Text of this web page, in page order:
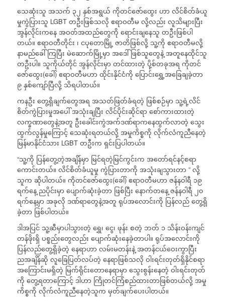
သေဆုံးသူ အသက် ၃၂ နှစ်အရွယ် ကိုတင်ဇော်ထွေး ဟာ လိင်စိတ်ခံယူ
မှုကွဲပြားသူ LGBT တဦးဖြစ်သလို ဧရာဝတီမ လို့လည်း လူသိများပြီး
အွန်လိုင်းကနေ အဝတ်အထည်တွေကို ရောင်းချနေသူ တဦးဖြစ်ပါ
တယ်။ ဧရာဝတီတိုင်း ၊ ငပုတောမြို့ ဇာတိဖြစ်လို့ သူ့ကို ဧရာဝတီမလို့
နာမည်ခေါ်ကြပြီး မဲဆောက်မြို့မှာ အဒေါ်ဖြစ်သူတွေနဲ့ အတူနေထိုင်သူ
တဦးပါ။ သူကိုယ်တိုင် အွန်လိုင်းမှာ တင်ထားတဲ့ ပို့စ်တခုအရ ကိုတင်
ဇော်ထွေး(ခေါ်) ဧရာဝတီမဟာ ထိုင်းနိုင်ငံကို ပြောင်းရွှေ့အခြေချခဲ့တာ
၉ နှစ်ကျော်ပြီလို့ သိရပါတယ်။
ကနဦး တွေ့ရှိချက်တွေအရ အသတ်ဖြတ်ခံရတဲ့ ဖြစ်စဉ်မှာ သူ့ရဲ့လိင်
စိတ်ကွဲပြားမှုအပေါ် အသုံးချပြီး လိင်ပိုင်းဆိုင်ရာ စော်ကားထားတဲ့
လက္ခဏာတွေနဲ့အတူ ဦးခေါင်းကွဲအက်ဒဏ်ရာကနေထွက်လာတဲ့ သွေး
ထွက်လွန်မှုကြောင့် သေဆုံးရတယ်လို့ အမှုကိစ္စကို လိုက်လံကူညီနေတဲ့
မြန်မာနိုင်ငံသား LGBT တဦးက ရှင်းပြပါတယ်။
“သူ့ကို ပြန်တွေ့တဲ့အချိန်မှာ မြင်ရတဲ့မြင်ကွင်းက အတော်ရင်နင့်စရာ
ကောင်းတယ်။ လိင်စိတ်ခံယူမှု ကွဲပြားတာကို အသုံးချသွားတာ ” လို့
သူက ဆိုပါတယ်။ ကိုတင်ဇော်ထွေး(ခေါ်) ဧရာဝတီမဟာ ဇန်နဝါရီ ၁၉
ရက်နေ့ ညပိုင်းမှာ ပျောက်ဆုံးခဲ့တာ ဖြစ်ပြီး နောက်တနေ့ ဇန်နဝါရီ ၂၀
ရက်နေ့မှာ အခုလို ဒဏ်ရာတွေနဲ့အတူ ရုပ်အလောင်းကို ပြန်လည် တွေ့ရှိ
ခဲ့တာ ဖြစ်ပါတယ်။
ဒါအပြင် သူ့ဆီမှာပါသွားတဲ့ ရွှေ၊ ငွေ၊ ဖုန်း စတဲ့ ဘတ် ၁ သိန်းဝန်းကျင်
တန်ဖိုးရှိ ပစ္စည်းတွေလည်း ပျောက်ဆုံးနေခဲ့တာပါ။ ရုပ်အလောင်းကို
ပြန်လည်တွေ့ရှိခဲ့တဲ့ နေရာဟာ လမ်းမတန်းနဲ့ အတန်ငယ်ဝေးကွာပြီး
ညအချိန်ဆို လူခြေပြတ်လပ်တဲ့ နေရာဖြစ်သလို ဝါးရင်းတုတ်ရှိနိုင်စရာ
အကြောင်းမရှိတဲ့ မြက်ရိုင်းတောနေရာမှာ သွေးစွန်းနေတဲ့ ဝါးရင်းတုတ်
ကို တွေ့ရတာကြောင့် ဒါဟာ ကြိုတင်ကြံစည်ထားတာဖြစ်တယ်လို့ အမှု
ကိစ္စကို လိုက်လံကူညီနေတဲ့သူက မှတ်ချက်ပေးပါတယ်။